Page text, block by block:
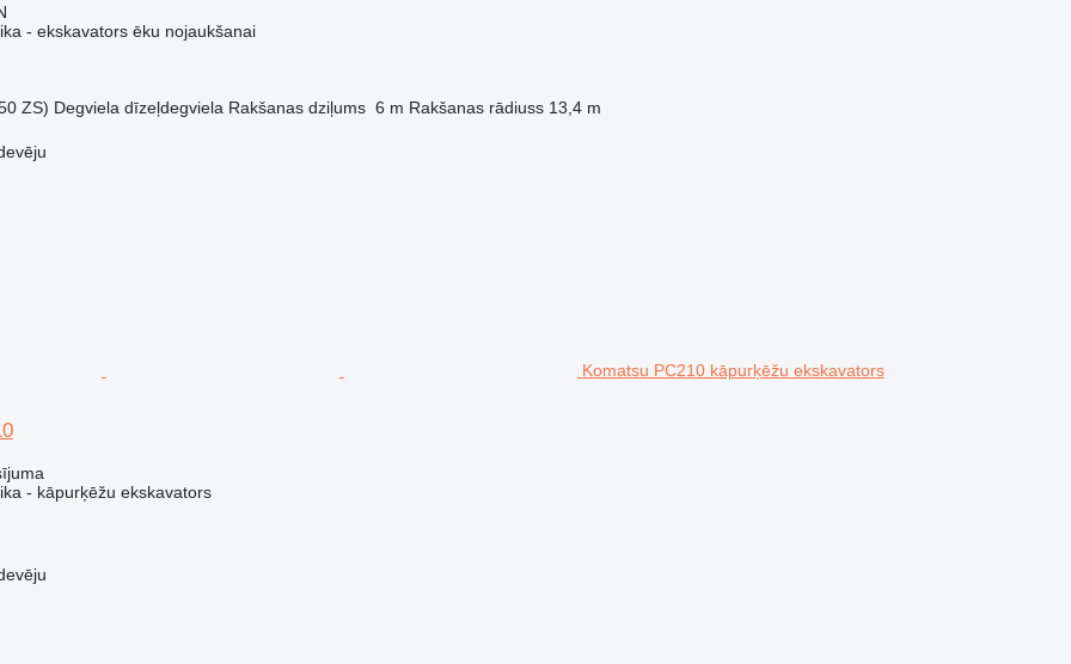
- ekskavators ēku nojaukšanai
ZS) Degviela dīzeļdegviela Rakšanas dziļums 6 m Rakšanas rādiuss 13,4 m
Komatsu PC210 kāpurķēžu ekskavators
- kāpurķēžu ekskavators